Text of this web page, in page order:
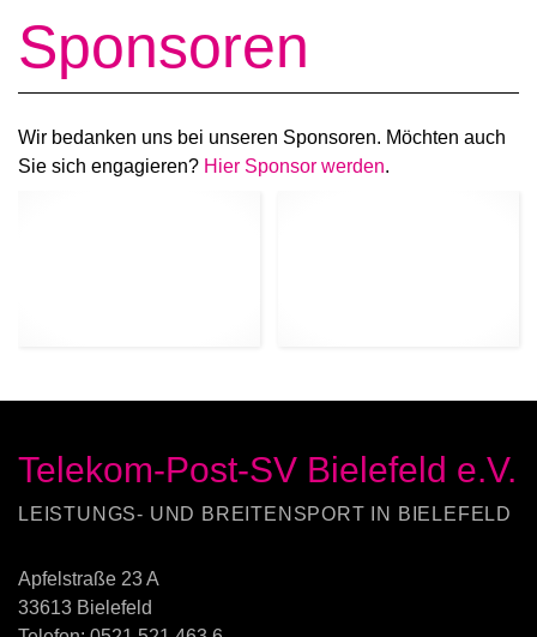
Sponsoren
Wir bedanken uns bei unseren Sponsoren. Möchten auch
Sie sich engagieren? Hier Sponsor werden.
Telekom-Post-SV Bielefeld e.V.
LEISTUNGS- UND BREITENSPORT IN BIELEFELD
Apfelstraße 23 A
33613 Bielefeld